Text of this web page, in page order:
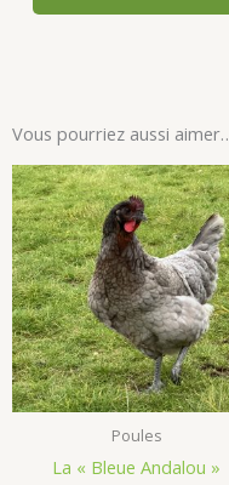
Vous pourriez aussi
Poules
La « Bleue Andalou »